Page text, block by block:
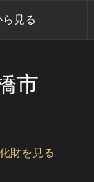
見る
市
財を見る